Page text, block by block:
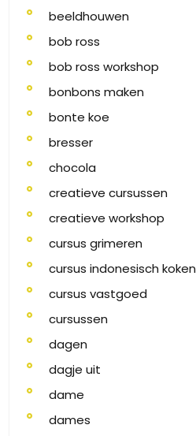
beeldhouwen
bob ross
bob ross workshop
bonbons maken
bonte koe
bresser
chocola
creatieve cursussen
creatieve workshop
cursus grimeren
cursus indonesisch koken
cursus vastgoed
cursussen
dagen
dagje uit
dame
dames